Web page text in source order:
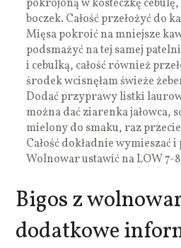
pokrojoną w kosteczkę cebulę,
boczek. Całość przełożyć do
Mięsa pokroić na mniejsze
podsmażyć na tej samej
i cebulką, całość również
środek wcisnęłam świeże
Dodać przyprawy listki
można dać ziarenka jałowca,
mielony do smaku, raz
Całość dokładnie
Wolnowar ustawić na LOW 7-
Bigos z
dodatkowe